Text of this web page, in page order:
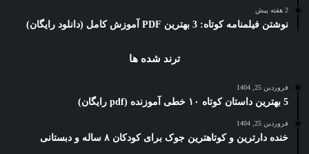
2 هفته پیش
نوشتن فیلمنامه کوتاه: 3 بهترین PDF آموزش کامل (دانلود رایگان)
ترند شده ها
فروردین 25, 1404
5 بهترین داستان کوتاه ۱۰ خطی آموزنده (pdf رایگان)
فروردین 25, 1404
خنده دارترین و کوتاهترین جوک برای کودکان ۸ ساله و دبستانی